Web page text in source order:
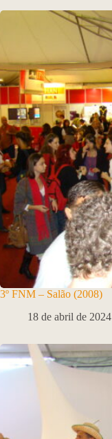
3º FNM – Salão (2008)
18 de abril de 2024